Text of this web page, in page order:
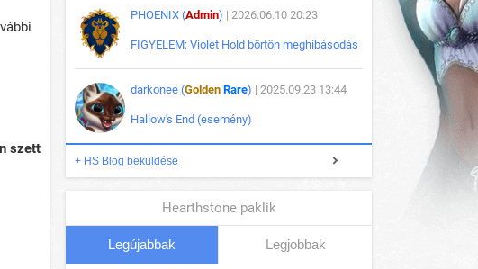
szett
PHOENIX (Admin) | 2026.06.10 20:23
FIGYELEM: Violet Hold börtön meghibásodás
darkonee (Golden Rare) | 2025.09.23 13:44
Hallow's End (esemény)
+ HS Blog beküldése
Hearthstone paklik
Legújabbak Legjobbak